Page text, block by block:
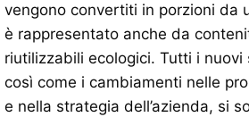
vengono convertiti in porzioni da
è rappresentato anche da
riutilizzabili ecologici. Tutti i nuovi
così come i cambiamenti nelle
e nella strategia dell’azienda, si